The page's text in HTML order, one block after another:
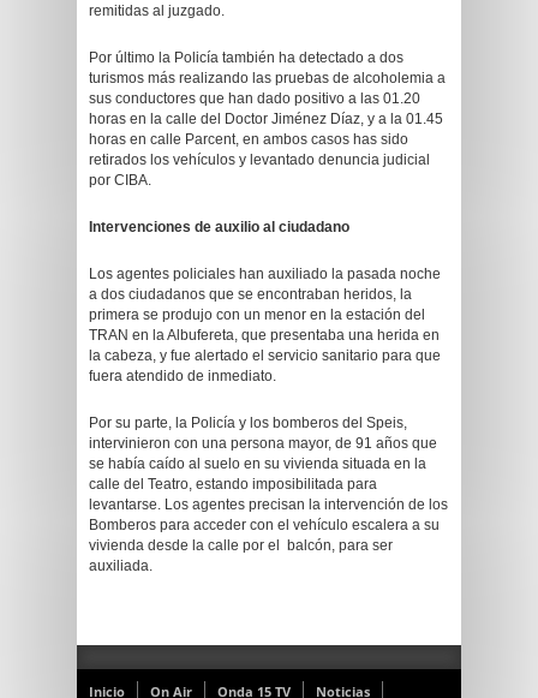
remitidas al juzgado.
Por último la Policía también ha detectado a dos
turismos más realizando las pruebas de alcoholemia a
sus conductores que han dado positivo a las 01.20
horas en la calle del Doctor Jiménez Díaz, y a la 01.45
horas en calle Parcent, en ambos casos has sido
retirados los vehículos y levantado denuncia judicial
por CIBA.
Intervenciones de auxilio al ciudadano
Los agentes policiales han auxiliado la pasada noche
a dos ciudadanos que se encontraban heridos, la
primera se produjo con un menor en la estación del
TRAN en la Albufereta, que presentaba una herida en
la cabeza, y fue alertado el servicio sanitario para que
fuera atendido de inmediato.
Por su parte, la Policía y los bomberos del Speis,
intervinieron con una persona mayor, de 91 años que
se había caído al suelo en su vivienda situada en la
calle del Teatro, estando imposibilitada para
levantarse. Los agentes precisan la intervención de los
Bomberos para acceder con el vehículo escalera a su
vivienda desde la calle por el balcón, para ser
auxiliada.
Inicio On Air Onda 15 TV Noticias